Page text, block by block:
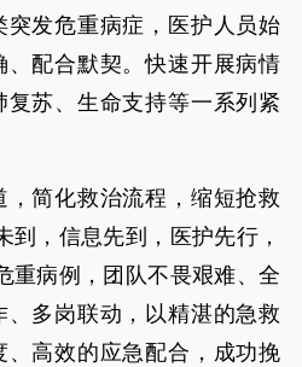
发危重病症，医护人员始
配合默契。快速开展病情
苏、生命支持等一系列紧
简化救治流程，缩短抢救
到，信息先到，医护先行，
重病例，团队不畏艰难、全
多岗联动，以精湛的急救
高效的应急配合，成功挽